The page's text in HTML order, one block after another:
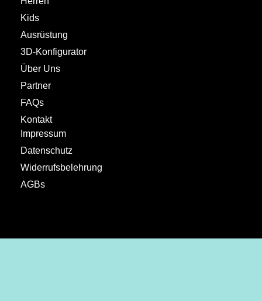
Kids
Ausrüstung
3D-Konfigurator
Über Uns
Partner
FAQs
Kontakt
Impressum
Datenschutz
Widerrufsbelehrung
AGBs